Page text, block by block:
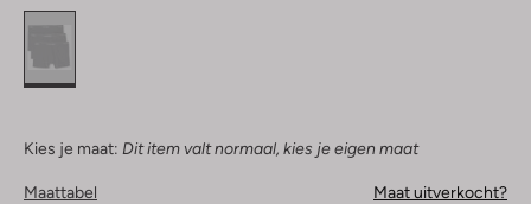
Kies je maat: Dit item valt normaal, kies je eigen maat
Maattabel Maat uitverkocht?